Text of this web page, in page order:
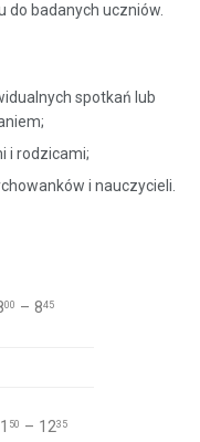
do badanych uczniów.
spotkań lub
i rodzicami;
i nauczycieli.
00 – 845
50 – 1235